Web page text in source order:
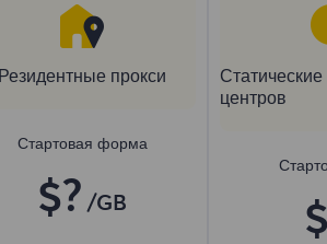
Резидентные прокси
Стартовая форма
$? /GB
центров